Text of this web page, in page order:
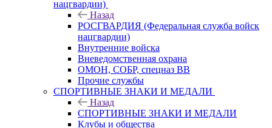
нацгвардии)
Назад
РОСГВАРДИЯ (Федеральная служба войск
нацгвардии)
Внутренние войска
Вневедомственная охрана
ОМОН, СОБР, спецназ ВВ
Прочие службы
СПОРТИВНЫЕ ЗНАКИ И МЕДАЛИ
Назад
СПОРТИВНЫЕ ЗНАКИ И МЕДАЛИ
Клубы и общества